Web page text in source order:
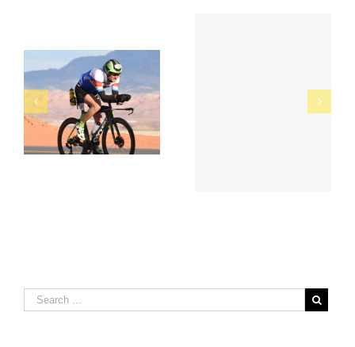
Seine-et-Marne. Franck
Escomel, l’iron-man de
Ponthierry
BRAVO À NOTRE